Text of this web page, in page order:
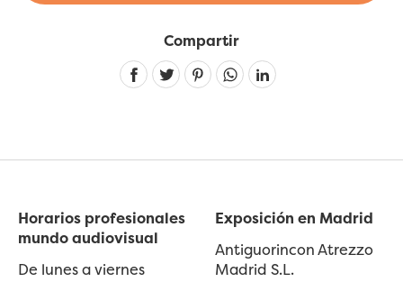
Compartir
Linkedin
Horarios profesionales
mundo audiovisual
De lunes a viernes
Exposición en Madrid
Antiguorincon Atrezzo
Madrid S.L.